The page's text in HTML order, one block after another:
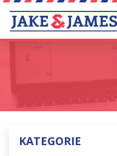
KATEGORIE